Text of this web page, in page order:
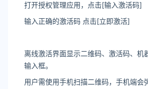
打开授权管理应用，点击[输入激活码]
输入正确的激活码 点击[立即激活]
离线激活界面显示二维码、激活码、机
输入框。
用户需使用手机扫描二维码，手机端会